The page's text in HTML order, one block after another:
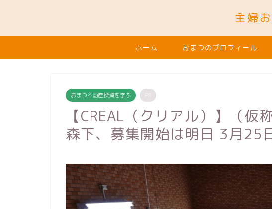
主婦
ホーム おまつのプロフィール
おまつ不動産投資を学ぶ
【CREAL（クリアル）】（仮
森下、募集開始は明日 3月25